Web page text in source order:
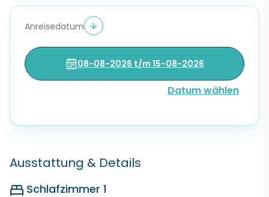
Ausstattung & Details
Schlafzimmer 1
Anreisedatum
08-08-2026 t/m 15-08-2026
Datum wählen